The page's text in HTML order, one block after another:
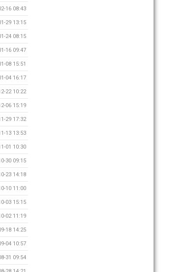
16 08:43
29 13:15
24 08:15
16 09:47
08 15:51
04 16:17
22 10:22
06 15:19
29 17:32
13 13:53
01 10:30
30 09:15
23 14:18
10 11:00
03 15:15
02 11:19
18 14:25
04 10:57
31 09:54